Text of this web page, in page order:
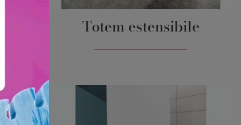
Totem estensibile